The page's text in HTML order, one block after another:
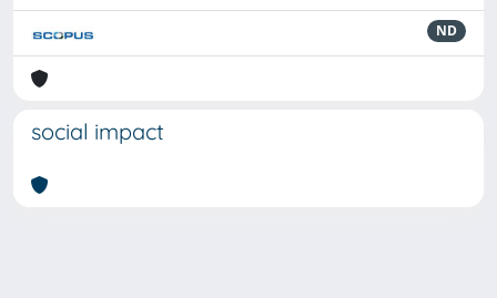
ND
social impact